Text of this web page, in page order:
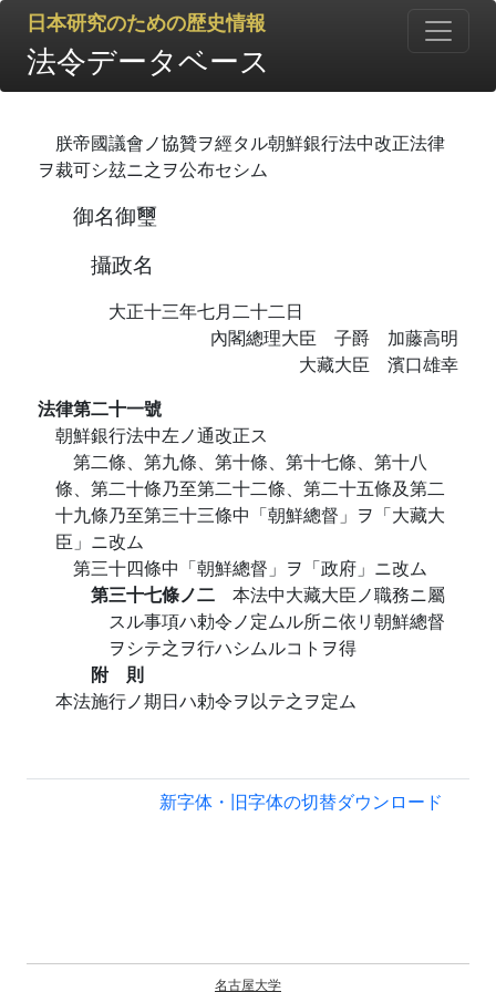
日本研究のための歴史情報
法令データベース
朕帝國議會ノ協贊ヲ經タル朝鮮銀行法中改正法律
ヲ裁可シ玆ニ之ヲ公布セシム
御名御璽
攝政名
大正十三年七月二十二日
內閣總理大臣 子爵 加藤高明
大藏大臣 濱口雄幸
法律第二十一號
朝鮮銀行法中左ノ通改正ス
第二條、第九條、第十條、第十七條、第十八
條、第二十條乃至第二十二條、第二十五條及第二
十九條乃至第三十三條中「朝鮮總督」ヲ「大藏大
臣」ニ改ム
第三十四條中「朝鮮總督」ヲ「政府」ニ改ム
第三十七條ノ二 本法中大藏大臣ノ職務ニ屬
スル事項ハ勅令ノ定ムル所ニ依リ朝鮮總督
ヲシテ之ヲ行ハシムルコトヲ得
附 則
本法施行ノ期日ハ勅令ヲ以テ之ヲ定ム
新字体・旧字体の切替ダウンロード
名古屋大学